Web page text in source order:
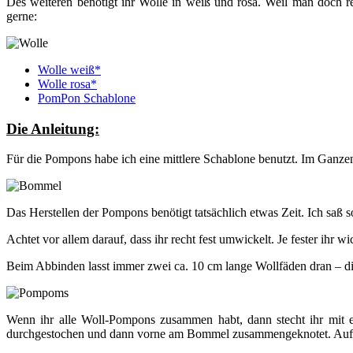
gerne:
Wolle weiß*
Wolle rosa*
PomPon Schablone
Die Anleitung:
Für die Pompons habe ich eine mittlere Schablone benutzt. Im
Das Herstellen der Pompons benötigt tatsächlich etwas Zeit. Ich
Achtet vor allem darauf, dass ihr recht fest umwickelt. Je fester ihr
Beim Abbinden lasst immer zwei ca. 10 cm lange Wollfäden dran –
Wenn ihr alle Woll-Pompons zusammen habt, dann stecht ihr
durchgestochen und dann vorne am Bommel zusammengeknotet.